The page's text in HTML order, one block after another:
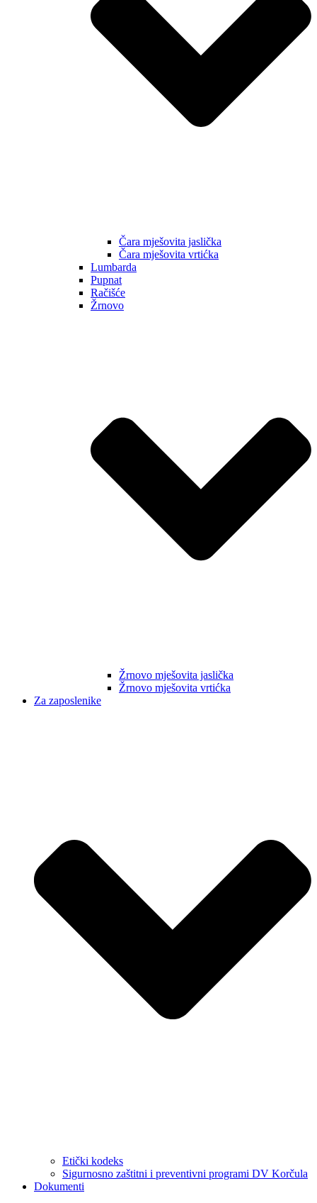
Čara mješovita jaslička
Čara mješovita vrtićka
Lumbarda
Pupnat
Račišće
Žrnovo
Žrnovo mješovita jaslička
Žrnovo mješovita vrtićka
Za zaposlenike
Etički kodeks
Sigurnosno zaštitni i preventivni programi DV Korčula
Dokumenti